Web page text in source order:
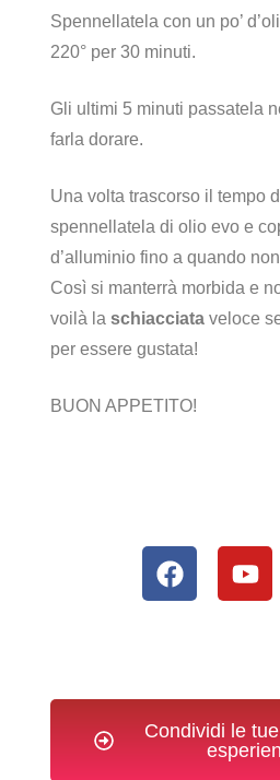
Spennellatela con un po’
220° per 30 minuti.
Gli ultimi 5 minuti passatela
farla dorare.
Una volta trascorso il tempo
spennellatela di olio evo e
d’alluminio fino a quando
Così si manterrà morbida e
voilà la schiacciataveloce
per essere gustata!
BUON APPETITO!
Condividi le